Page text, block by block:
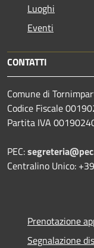
Luoghi
Eventi
CONTATTI
Comune di
Codice Fiscale
Partita IVA
PEC:
Centralino Unico:
Prenotazione
Segnalazione